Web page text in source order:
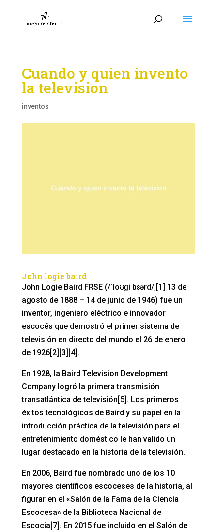
Cuando y quien invento
la television
inventos
John logie baird
John Logie Baird FRSE (/ˈloʊɡi bɛərd/;[1] 13 de
agosto de 1888 – 14 de junio de 1946) fue un
inventor, ingeniero eléctrico e innovador
escocés que demostró el primer sistema de
televisión en directo del mundo el 26 de enero
de 1926[2][3][4].
En 1928, la Baird Television Development
Company logró la primera transmisión
transatlántica de televisión[5]. Los primeros
éxitos tecnológicos de Baird y su papel en la
introducción práctica de la televisión para el
entretenimiento doméstico le han valido un
lugar destacado en la historia de la televisión.
En 2006, Baird fue nombrado uno de los 10
mayores científicos escoceses de la historia, al
figurar en el «Salón de la Fama de la Ciencia
Escocesa» de la Biblioteca Nacional de
Escocia[7]. En 2015 fue incluido en el Salón de